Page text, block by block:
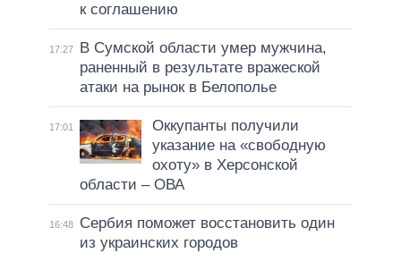
к соглашению
17:27
В Сумской области умер мужчина,
раненный в результате вражеской
атаки на рынок в Белополье
17:01
Оккупанты получили
указание на «свободную
охоту» в Херсонской
области – ОВА
16:48
Сербия поможет восстановить один
из украинских городов